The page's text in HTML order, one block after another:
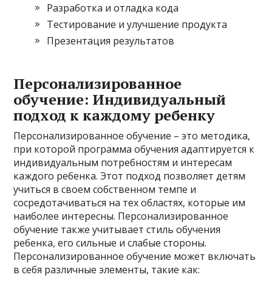
Разработка и отладка кода
Тестирование и улучшение продукта
Презентация результатов
Персонализированное
обучение: Индивидуальный
подход к каждому ребенку
Персонализированное обучение – это методика,
при которой программа обучения адаптируется к
индивидуальным потребностям и интересам
каждого ребенка. Этот подход позволяет детям
учиться в своем собственном темпе и
сосредотачиваться на тех областях, которые им
наиболее интересны. Персонализированное
обучение также учитывает стиль обучения
ребенка, его сильные и слабые стороны.
Персонализированное обучение может включать
в себя различные элементы, такие как: